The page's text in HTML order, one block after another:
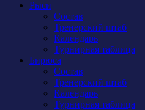
Рыси
Состав
Тренерский штаб
Календарь
Турнирная таблица
Бирюса
Состав
Тренерский штаб
Календарь
Турнирная таблица